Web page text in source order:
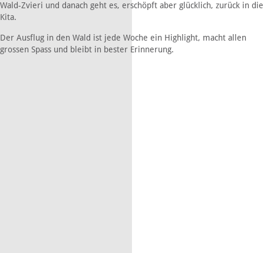
Wald-Zvieri und danach geht es, erschöpft aber glücklich, zurück in die
Kita.
Der Ausflug in den Wald ist jede Woche ein Highlight, macht allen
grossen Spass und bleibt in bester Erinnerung.